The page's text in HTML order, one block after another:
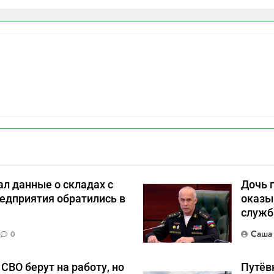
данные о складах с
обратились в
0
Дочь
Саша
берут на работу, но